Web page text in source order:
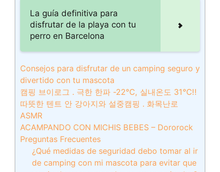
La guía definitiva para
disfrutar de la playa con tu
perro en Barcelona
Consejos para disfrutar de un camping seguro y
divertido con tu mascota
캠핑 브이로그 . 극한 한파 -22℃, 실내온도 31℃!!
따뜻한 텐트 안 강아지와 설중캠핑 . 화목난로
ASMR
ACAMPANDO CON MICHIS BEBES – Dororock
Preguntas Frecuentes
¿Qué medidas de seguridad debo tomar al ir
de camping con mi mascota para evitar que